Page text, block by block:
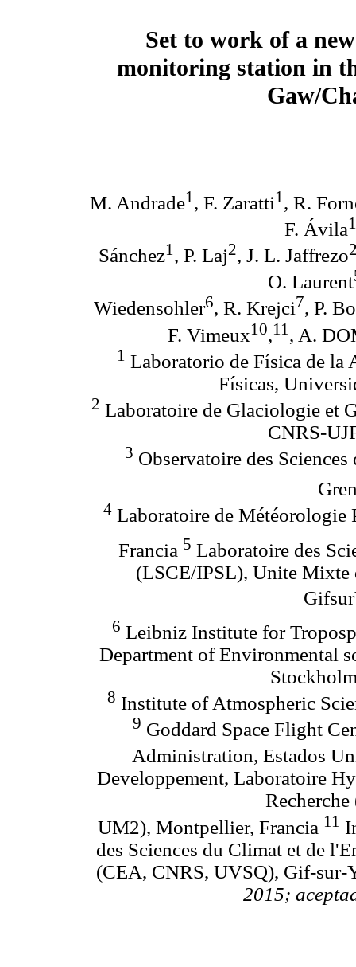
Set to work of a
monitoring station in
Gaw/
M. Andrade1 , F. Zaratti1 , R.
F. Ávila1
Sánchez1 , P. Laj2, J. L. Jaffrezo
O. Laurent
Wiedensohler6, R. Krejci7, P.
F. Vimeux10,11 , A.
1 Laboratorio de Física de la
Físicas,
2 Laboratoire de Glaciologie et
CNRS-
3 Observatoire des Sciences
4Laboratoire de Météorologie
Francia 5 Laboratoire des
(LSCE/IPSL), Unite Mixte
6 Leibniz Institute for
Department of Environmental
8 Institute of Atmospheric
9 Goddard Space Flight
Administration, Estados
Developpement, Laboratoire
UM2), Montpellier, Francia 11
des Sciences du Climat et de
(CEA, CNRS, UVSQ), Gif-sur-
2015;